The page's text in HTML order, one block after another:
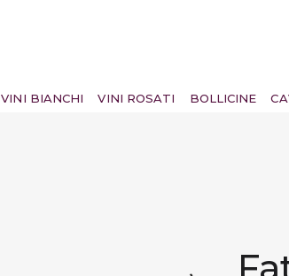
VINI BIANCHI VINI ROSATI BOLLICINE